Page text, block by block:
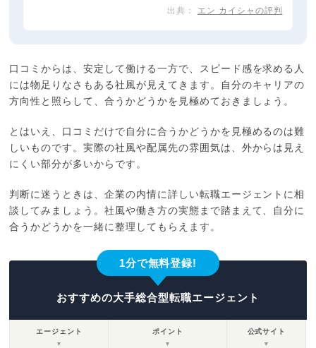
エン カイシャの評判
口コミからは、安定して働ける一方で、スピード感を求める人
には物足りなさもある社風が見えてきます。自分のキャリアの
方向性と照らして、合うかどうかを見極めておきましょう。
とはいえ、口コミだけで自分に合うかどうかを見極めるのは難
しいものです。実際の社風や配属先の雰囲気は、外からは見え
にくい部分が多いからです。
判断に迷うときは、企業の内情に詳しい転職エージェントに相
談してみましょう。社風や働き方の実態まで踏まえて、自分に
合うかどうかを一緒に整理してもらえます。
1分で無料登録!
おすすめの大手総合型転職エージェント
エージェント
▼
ポイント
▼
公式サイト
▼